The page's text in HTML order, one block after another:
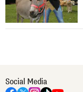
Social Media